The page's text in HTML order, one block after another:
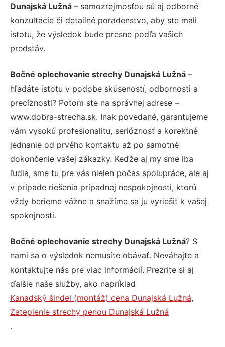
Dunajská Lužná – samozrejmosťou sú aj odborné
konzultácie či detailné poradenstvo, aby ste mali
istotu, že výsledok bude presne podľa vašich
predstáv.
Bočné oplechovanie strechy Dunajská Lužná –
hľadáte istotu v podobe skúseností, odbornosti a
precíznosti? Potom ste na správnej adrese –
www.dobra-strecha.sk. Inak povedané, garantujeme
vám vysokú profesionalitu, serióznosť a korektné
jednanie od prvého kontaktu až po samotné
dokončenie vašej zákazky. Keďže aj my sme iba
ľudia, sme tu pre vás nielen počas spolupráce, ale aj
v prípade riešenia prípadnej nespokojnosti, ktorú
vždy berieme vážne a snažíme sa ju vyriešiť k vašej
spokojnosti.
Bočné oplechovanie strechy Dunajská Lužná? S
nami sa o výsledok nemusíte obávať. Neváhajte a
kontaktujte nás pre viac informácií. Prezrite si aj
ďalšie naše služby, ako napríklad
Kanadský šindel (montáž) cena Dunajská Lužná,
Zateplenie strechy penou Dunajská Lužná
.